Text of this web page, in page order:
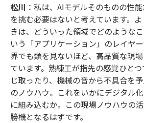
松川 ：私は、AIモデルそのものの性
を挑む必要はないと考えています。
きは、どういった領域でどのような
いう「アプリケーション」のレイヤ
界でも類を見ないほど、高品質な現
ています。熟練工が指先の感覚ひと
じ取ったり、機械の音から不具合を
のノウハウ。これをいかにデジタル
に組み込むか。この現場ノウハウの
勝機となるはずです。